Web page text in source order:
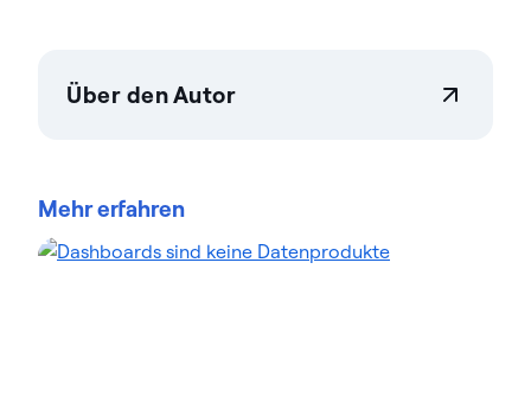
Über den Autor
Unternehmen vertrauen auf Datenmanagement
komplexe Datenumgebungen zu optimieren und
Mehr erfahren